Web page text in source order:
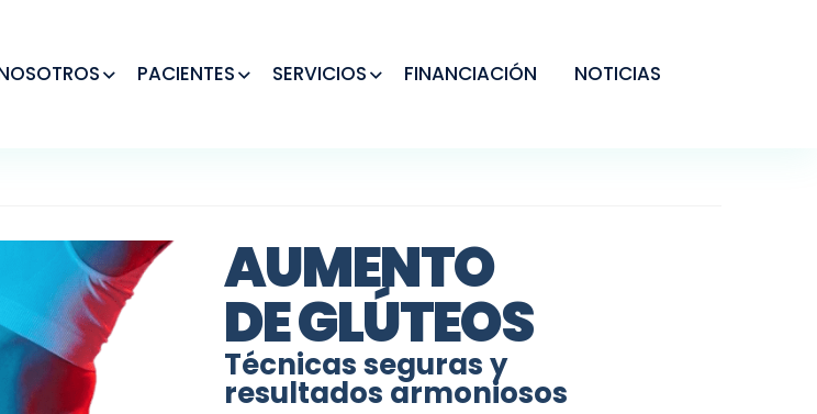
PACIENTES SERVICIOS FINANCIACIÓN NOTICIAS
AUMENTO
DE GLÚTEOS
Técnicas seguras y
resultados armoniosos